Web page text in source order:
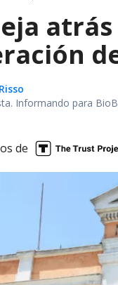
Informando para
de